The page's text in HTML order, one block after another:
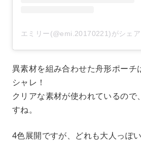
エミリー(@emi.20170221)がシェ
異素材を組み合わせた舟形ポーチ
シャレ！
クリアな素材が使われているので
すね。
4色展開ですが、どれも大人っぽ